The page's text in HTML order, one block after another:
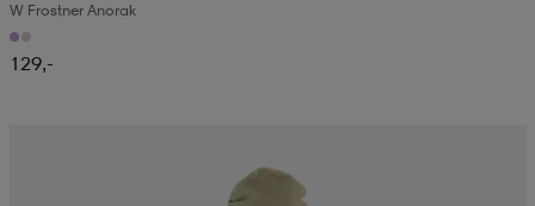
W Frostner Anorak
129,-